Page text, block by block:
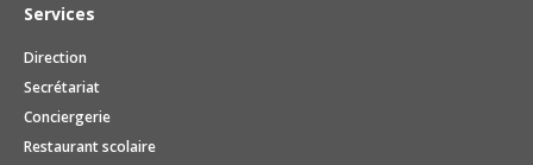
Services
Direction
Secrétariat
Conciergerie
Restaurant scolaire